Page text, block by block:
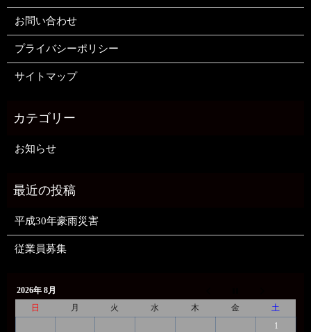
お問い合わせ
プライバシーポリシー
サイトマップ
お知らせ
平成30年豪雨災害
従業員募集
2026年 8月
日
月 火 水 木 金
土
1